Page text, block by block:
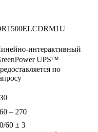
интерактивный
UPS™
по
– 270
60 ± 3